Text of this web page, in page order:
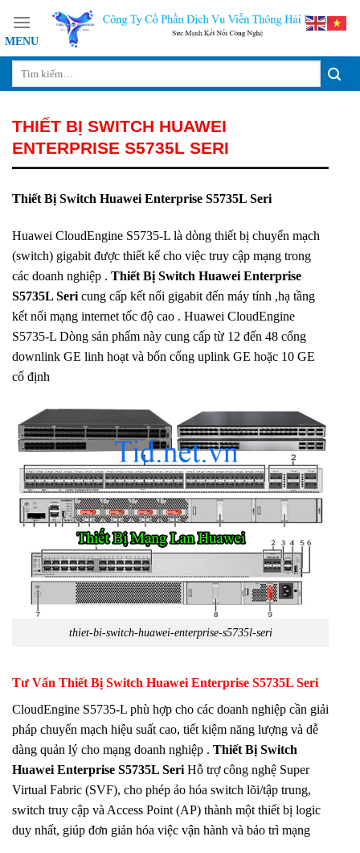
content
THIẾT BỊ SWITCH HUAWEI
ENTERPRISE S5735L SERI
Thiết Bị Switch Huawei Enterprise S5735L Seri
Huawei CloudEngine S5735-L là dòng thiết bị chuyển mạch
(switch) gigabit được thiết kế cho việc truy cập mạng trong
các doanh nghiệp . Thiết Bị Switch Huawei Enterprise
S5735L Seri cung cấp kết nối gigabit đến máy tính ,hạ tầng
kết nối mạng internet tốc độ cao . Huawei CloudEngine
S5735-L Dòng sản phẩm này cung cấp từ 12 đến 48 cổng
downlink GE linh hoạt và bốn cổng uplink GE hoặc 10 GE
cố định
thiet-bi-switch-huawei-enterprise-s5735l-seri
Tư Vấn Thiết Bị Switch Huawei Enterprise S5735L Seri
CloudEngine S5735-L phù hợp cho các doanh nghiệp cần giải
pháp chuyển mạch hiệu suất cao, tiết kiệm năng lượng và dễ
dàng quản lý cho mạng doanh nghiệp . Thiết BịSwitch
Huawei Enterprise S5735L SeriHỗ trợ công nghệ Super
Virtual Fabric (SVF), cho phép ảo hóa switch lõi/tập trung,
switch truy cập và Access Point (AP) thành một thiết bị logic
duy nhất, giúp đơn giản hóa việc vận hành và bảo trì mạng